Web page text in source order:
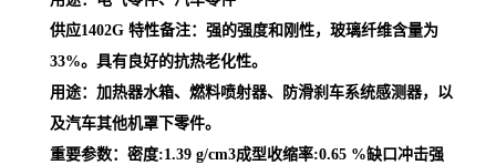
供应1402G 特性备注：强的强度和刚性，玻璃纤维含量为
33%。具有良好的抗热老化性。
用途：加热器水箱、燃料喷射器、防滑刹车系统感测器，以
及汽车其他机罩下零件。
重要参数：密度:1.39 g/cm3成型收缩率:0.65 %缺口冲击强